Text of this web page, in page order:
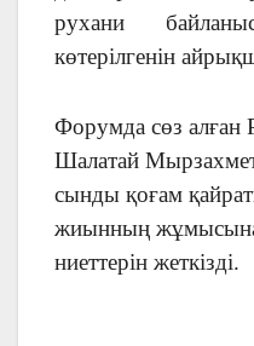
рухани
көтерілгенін
Форумда сөз алған
Шалатай
сынды қоғам
жиынның жұмысына
ниеттерін жеткізді.